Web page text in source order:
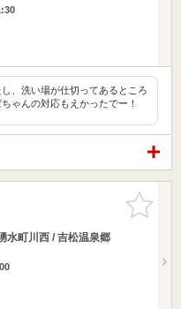
、洗い場が仕切ってあるところ
ゃんの対応もえかったでー！
お気に入
りに追加
水町川西 / 吉松温泉郷